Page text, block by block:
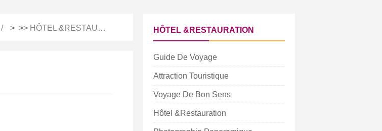
> >> HÔTEL &RESTAURATION HÔTEL &RESTAURATION
Guide De Voyage
Attraction Touristique
Voyage De Bon Sens
Hôtel &Restauration